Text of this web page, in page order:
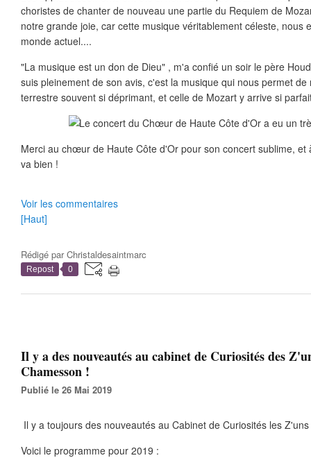
choristes de chanter de nouveau une partie du Requiem de
notre grande joie, car cette musique véritablement céleste, nous
monde actuel....
"La musique est un don de Dieu" , m'a confié un soir le père
suis pleinement de son avis, c'est la musique qui nous permet
terrestre souvent si déprimant, et celle de Mozart y arrive si
Merci au chœur de Haute Côte d'Or pour son concert sublime, et
va bien !
Voir les commentaires
[Haut]
Rédigé parChristaldesaintmarc
Repost 0
Il y a des nouveautés au cabinet de Curiosités des
Chamesson !
Publié le 26 Mai 2019
Il y a toujours des nouveautés au Cabinet de Curiosités les
Voici le programme pour 2019 :